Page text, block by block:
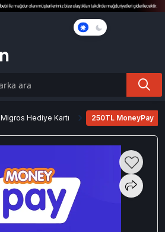
Migros Hediye Kartı 250TL MoneyPay